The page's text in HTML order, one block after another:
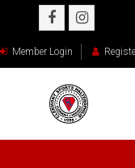
Member Login